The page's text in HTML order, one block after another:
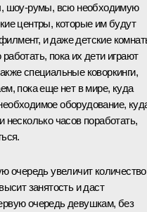
шоу-румы, всю необходимую
центры, которые им будут
и даже детские
пока их дети играют
специальные коворкинги,
пока еще нет в мире, куда
оборудование,
несколько часов поработать,
очередь увеличит количество
занятость и даст
очередь девушкам, без